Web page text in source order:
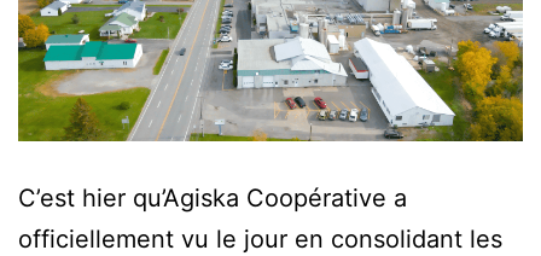
C’est hier qu’Agiska Coopérative a
officiellement vu le jour en consolidant les